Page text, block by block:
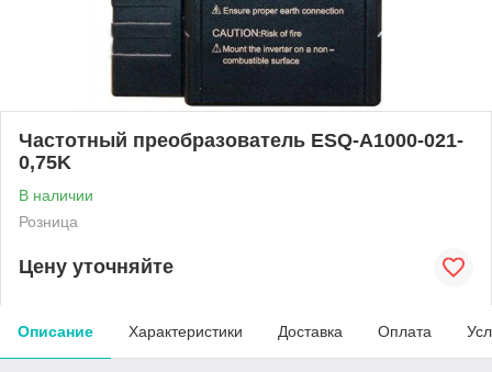
Частотный преобразователь ESQ-A1000-021-
0,75K
В наличии
Розница
Цену уточняйте
Описание Характеристики Доставка Оплата